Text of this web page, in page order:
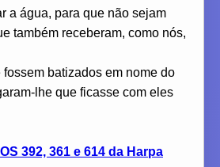
a água, para que não sejam
também receberam, como nós,
batizados em nome do
lhe que ficasse com eles
392, 361 e 614 da Harpa